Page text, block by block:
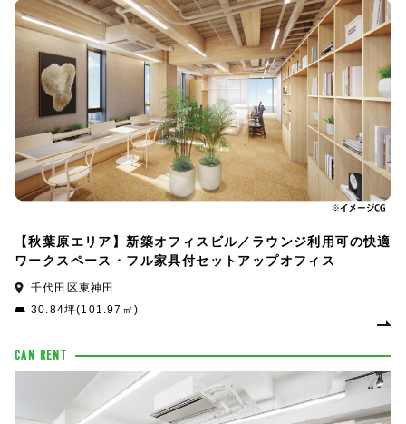
【秋葉原エリア】新築オフィスビル／ラウンジ利用可の快適
ワークスペース・フル家具付セットアップオフィス
千代田区東神田
30.84坪(101.97㎡)
CAN RENT